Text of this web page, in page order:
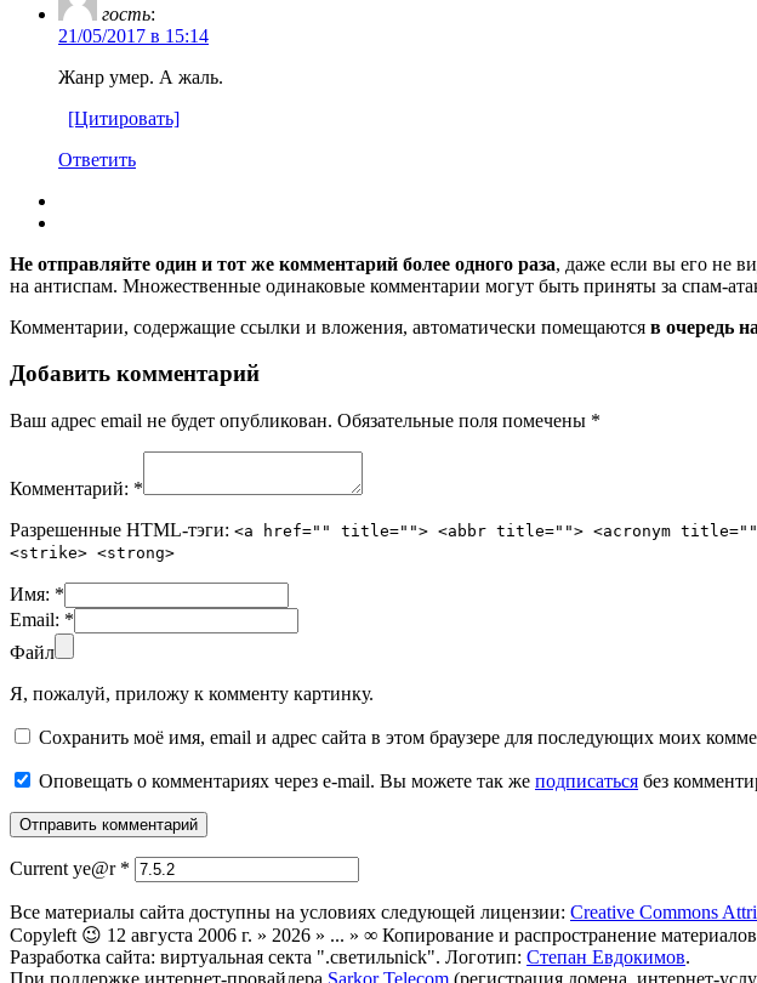
гость:
21/05/2017 в 15:14
Жанр умер. А жаль.
[Цитировать]
Ответить
Не отправляйте один и тот же комментарий более одного раза, даже если вы его не
на антиспам. Множественные одинаковые комментарии могут быть приняты за спам-
Комментарии, содержащие ссылки и вложения, автоматически помещаются в очередь
Добавить комментарий
Ваш адрес email не будет опубликован. Обязательные поля помечены *
Комментарий: *
Разрешенные HTML-тэги: <a href="" title=""> <abbr title=""> <acronym title="">
<strike> <strong>
Имя: *
Email: *
Файл
Я, пожалуй, приложу к комменту картинку.
Сохранить моё имя, email и адрес сайта в этом браузере для последующих моих
Оповещать о комментариях через e-mail. Вы можете так же подписаться без
Current ye@r *
Все материалы сайта доступны на условиях следующей лицензии: Creative Commons
Copyleft 😉 12 августа 2006 г. » 2026 » ... » ∞ Копирование и распространение
Разработка сайта: виртуальная секта ".светильnick". Логотип: Степан Евдокимов.
При поддержке интернет-провайдера Sarkor Telecom (регистрация домена, интернет-